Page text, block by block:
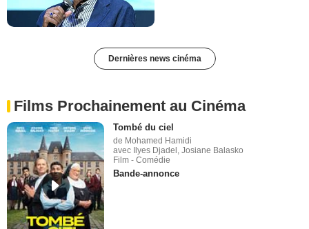
Dernières news cinéma
Films Prochainement au Cinéma
Tombé du ciel
de Mohamed Hamidi
avec Ilyes Djadel, Josiane Balasko
Film - Comédie
Bande-annonce